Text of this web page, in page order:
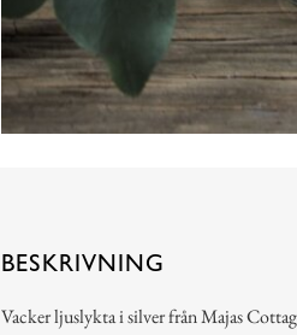
BESKRIVNING
Vacker ljuslykta i silver från Majas